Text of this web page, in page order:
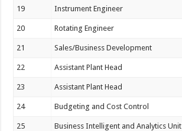
19 Instrument Engineer
20 Rotating Engineer
21 Sales/Business Development
22 Assistant Plant Head
23 Assistant Plant Head
24 Budgeting and Cost Control
25 Business Intelligent and Analytics Unit